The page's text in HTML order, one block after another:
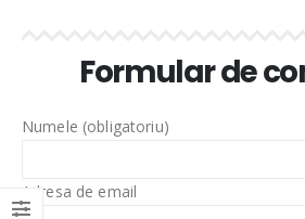
Formular de
Numele (obligatoriu)
Adresa de email